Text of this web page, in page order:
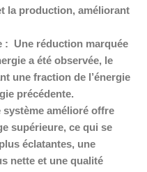
la production, améliorant
: Une réduction marquée
a été observée, le
une fraction de l’énergie
précédente.
système amélioré offre
supérieure, ce qui se
éclatantes, une
nette et une qualité